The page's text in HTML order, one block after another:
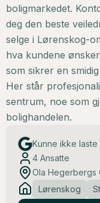
boligmarkedet.
deg den beste
selge i Lørenskog-
hva kundene
som sikrer en
Her står
sentrum, noe som
bolighandelen.
Kunne ikke
4 Ansatte
Ola Hegerbergs
Lørenskog